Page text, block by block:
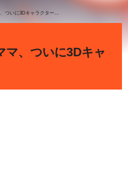
【しぐれうい】 ういママ、ついに3Dキャラクターを公開！
、ついに3Dキャ